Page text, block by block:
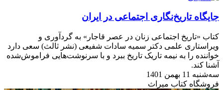
جایگاه تاریخ‌نگاری اجتماعی در ایران
کتاب «تاریخ اجتماعی زنان در عصر قاجار» به گردآوری و
ویراستاری علمی دکتر سمیه سادات شفیعی (نشر ثالث) سعی دارد
خواننده را به نیمه‌ تاریک تاریخ ببرد و با سرنوشت‌هایی فراموش‌شده
آشنا کند.
سه‌شنبه 11 بهمن 1401
فروشگاه کتاب میراث